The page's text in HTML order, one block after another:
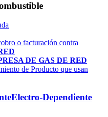
o facturación contra
DE GAS DE RED
de Producto que usan
Electro-Dependiente